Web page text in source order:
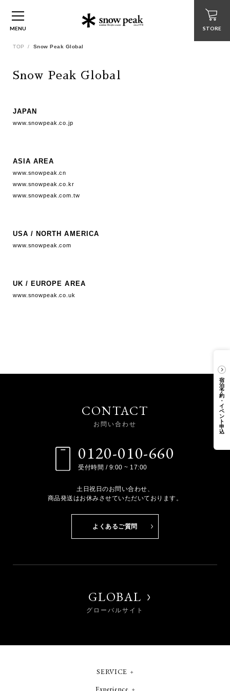
MENU STORE
TOP Snow Peak Global
Snow Peak Global
JAPAN
www.snowpeak.co.jp
ASIA AREA
www.snowpeak.cn
www.snowpeak.co.kr
www.snowpeak.com.tw
USA / NORTH AMERICA
www.snowpeak.com
UK / EUROPE AREA
www.snowpeak.co.uk
CONTACT
お問い合わせ
0120-010-660
受付時間 / 9:00 ~ 17:00
土日祝日のお問い合わせ、
商品発送はお休みさせていただいております。
よくあるご質問
GLOBAL
グローバルサイト
SERVICE
Experience
宿
泊
予
約
・
イ
ベ
ン
ト
申
込